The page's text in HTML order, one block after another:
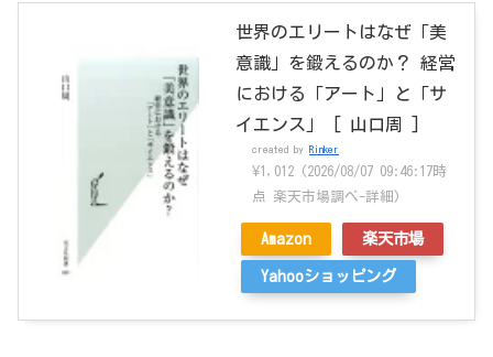
世界のエリートはなぜ「美
意識」を鍛えるのか？ 経営
における「アート」と「サ
イエンス」 [ 山口周 ]
created by Rinker
¥1,012
(2026/08/07 09:46:17時
点 楽天市場調べ-詳細)
Amazon 楽天市場
Yahooショッピング